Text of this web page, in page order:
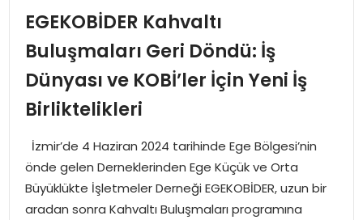
İDEAL SPOR
MAGAZIN
SAĞLIK
EGEKOBİDER Kahvaltı
Buluşmaları Geri Döndü: İş
Dünyası ve KOBİ’ler İçin Yeni İş
Birliktelikleri
İzmir’de 4 Haziran 2024 tarihinde Ege Bölgesi’nin
önde gelen Derneklerinden Ege Küçük ve Orta
Büyüklükte İşletmeler Derneği EGEKOBİDER, uzun bir
aradan sonra Kahvaltı Buluşmaları programına